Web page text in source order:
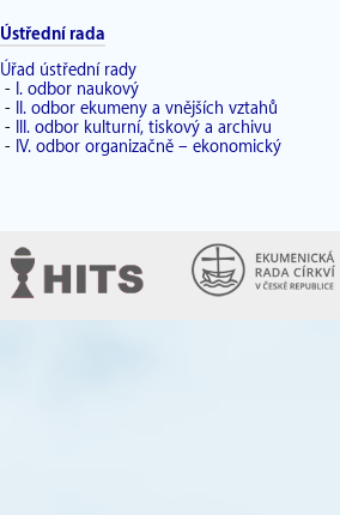
Ústřední rada
Úřad ústřední rady
- I. odbor naukový
-
II. odbor ekumeny a vnějších vztahů
-
III. odbor kulturní, tiskový a archivu
- IV. odbor organizačně – ekonomický